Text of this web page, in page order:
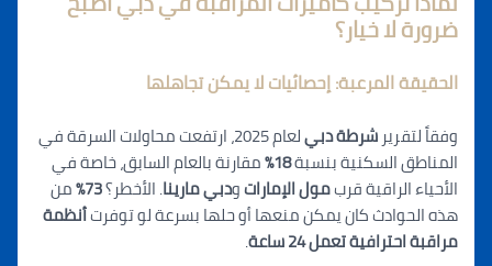
ضرورة لا خيار؟
الحقيقة المرعبة: إحصائيات لا يمكن تجاهلها
فقاً لتقريرشرطة دبي
لعام 2025، ارتفعت محاولات السرقة في
المناطق السكنية بنسبة18% مقارنة بالعام السابق، خاصة في
الأحياء الراقية قربمول الإماراتودبي مارينا. الأخطر؟73% من
هذه الحوادث كان يمكن منعها أو حلها بسرعة لو توفرتأنظمة
مراقبة احترافية تعمل 24 ساعة
.